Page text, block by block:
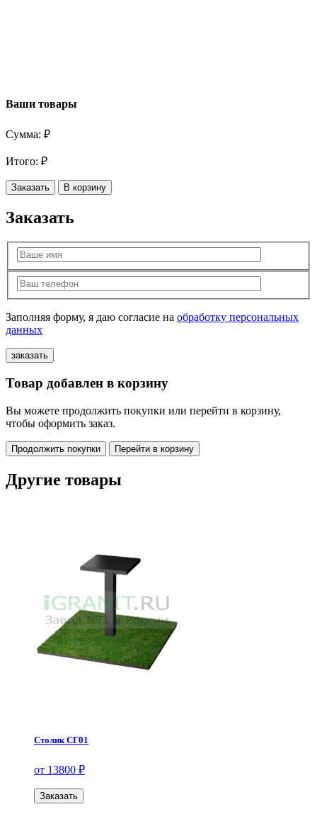
Ваши товары
Сумма: ₽
Итого: ₽
Заказать В корзину
Заказать
Заполняя форму, я даю согласие на обработку персональных
данных
Товар добавлен в корзину
Вы можете продолжить покупки или перейти в корзину,
чтобы оформить заказ.
Продолжить покупки Перейти в корзину
Другие товары
Столик СГ01
от 13800 ₽
Заказать